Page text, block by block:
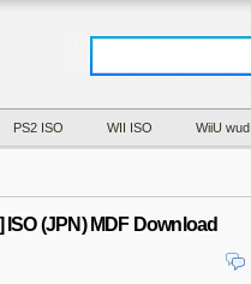
PS2 ISO WII ISO WiiU wud
(JPN) MDF Download